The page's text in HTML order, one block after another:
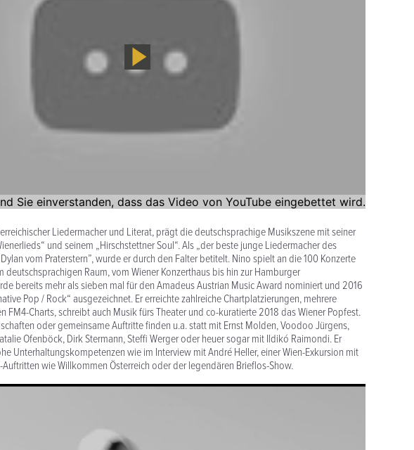
Liedermacher und Literat, prägt die deutschsprachige Musikszene mit seiner
und seinem „Hirschstettner Soul“. Als „der beste junge Liedermacher des
vom Praterstern”, wurde er durch den Falter betitelt. Nino spielt an die 100 Konzerte
deutschsprachigen Raum, vom Wiener Konzerthaus bis hin zur Hamburger
bereits mehr als sieben mal für den Amadeus Austrian Music Award nominiert und 2016
Pop / Rock“ ausgezeichnet. Er erreichte zahlreiche Chartplatzierungen, mehrere
FM4-Charts, schreibt auch Musik fürs Theater und co-kuratierte 2018 das Wiener Popfest.
oder gemeinsame Auftritte finden u.a. statt mit Ernst Molden, Voodoo Jürgens,
Ofenböck, Dirk Stermann, Steffi Werger oder heuer sogar mit Ildikó Raimondi. Er
Unterhaltungskompetenzen wie im Interview mit André Heller, einer Wien-Exkursion mit
Auftritten wie Willkommen Österreich oder der legendären Brieflos-Show.